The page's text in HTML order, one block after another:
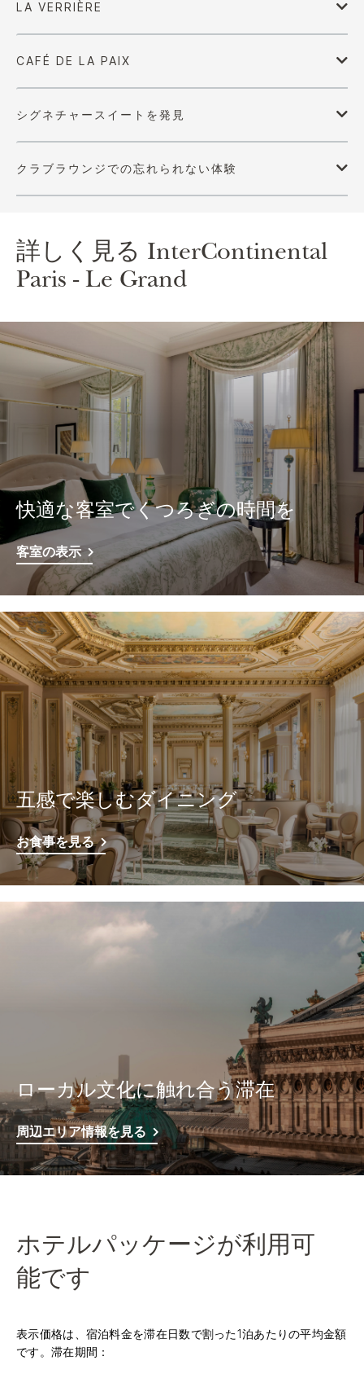
詳しく見る InterContinental
Paris - Le Grand
快適な客室でくつろぎの時間を
客室の表示
五感で楽しむダイニング
お食事を見る
ローカル文化に触れ合う滞在
周辺エリア情報を見る
ホテルパッケージが利用可
能です
表示価格は、宿泊料金を滞在日数で割った1泊あたりの平均金額
です。滞在期間：